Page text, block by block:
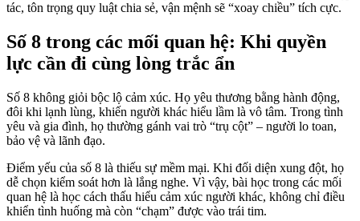
tác, tôn trọng quy luật chia sẻ, vận mệnh sẽ “xoay chiều” tích cực.
Số 8 trong các mối quan hệ: Khi quyền
lực cần đi cùng lòng trắc ẩn
Số 8 không giỏi bộc lộ cảm xúc. Họ yêu thương bằng hành động,
đôi khi lạnh lùng, khiến người khác hiểu lầm là vô tâm. Trong tình
yêu và gia đình, họ thường gánh vai trò “trụ cột” – người lo toan,
bảo vệ và lãnh đạo.
Điểm yếu của số 8 là thiếu sự mềm mại. Khi đối diện xung đột, họ
dễ chọn kiểm soát hơn là lắng nghe. Vì vậy, bài học trong các mối
quan hệ là học cách thấu hiểu cảm xúc người khác, không chỉ điều
khiển tình huống mà còn “chạm” được vào trái tim.